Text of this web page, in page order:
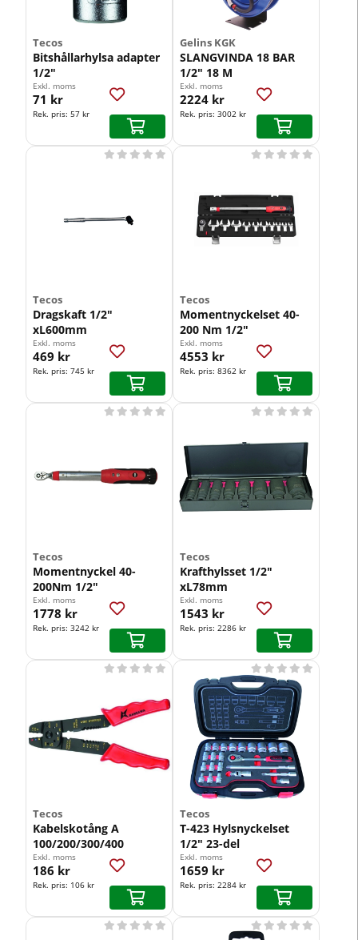
Tecos
Bitshållarhylsa adapter
1/2"
Exkl. moms
71 kr
Rek. pris: 57 kr
Gelins KGK
SLANGVINDA 18 BAR
1/2" 18 M
Exkl. moms
2224 kr
Rek. pris: 3002 kr
Tecos
Dragskaft 1/2"
xL600mm
    
Exkl. moms
469 kr
Rek. pris: 745 kr
Tecos
Momentnyckelset 40-
200 Nm 1/2"
    
Exkl. moms
4553 kr
Rek. pris: 8362 kr
Tecos
Momentnyckel 40-
200Nm 1/2"
    
Exkl. moms
1778 kr
Rek. pris: 3242 kr
Tecos
Krafthylsset 1/2"
xL78mm
    
Exkl. moms
1543 kr
Rek. pris: 2286 kr
Tecos
Kabelskotång A
100/200/300/400
    
Exkl. moms
186 kr
Rek. pris: 106 kr
Tecos
T-423 Hylsnyckelset
1/2" 23-del
    
Exkl. moms
1659 kr
Rek. pris: 2284 kr
         